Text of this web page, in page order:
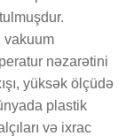
vakuum
nəzarətini
yüksək ölçüdə
plastik
və ixrac